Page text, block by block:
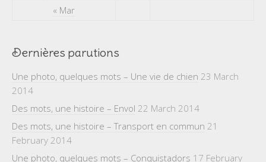
« Mar
Dernières parutions
Une photo, quelques mots – Une vie de chien 23 March
2014
Des mots, une histoire – Envol 22 March 2014
Des mots, une histoire – Transport en commun 21
February 2014
Une photo, quelques mots – Conquistadors 17 February